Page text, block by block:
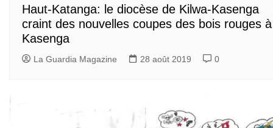
Haut-Katanga: le diocèse de Kilwa-Kasenga
craint des nouvelles coupes des bois rouges à
Kasenga
La Guardia Magazine 28 août 2019 0